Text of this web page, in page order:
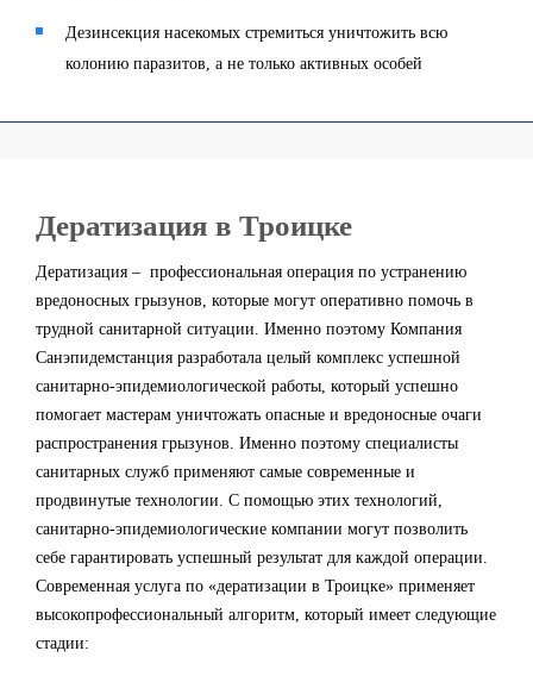
Дезинсекция насекомых стремиться уничтожить всю
колонию паразитов, а не только активных особей
Дератизация в Троицке
Дератизация – профессиональная операция по устранению
вредоносных грызунов, которые могут оперативно помочь в
трудной санитарной ситуации. Именно поэтому Компания
Санэпидемстанция разработала целый комплекс успешной
санитарно-эпидемиологической работы, который успешно
помогает мастерам уничтожать опасные и вредоносные очаги
распространения грызунов. Именно поэтому специалисты
санитарных служб применяют самые современные и
продвинутые технологии. С помощью этих технологий,
санитарно-эпидемиологические компании могут позволить
себе гарантировать успешный результат для каждой операции.
Современная услуга по «дератизации в Троицке» применяет
высокопрофессиональный алгоритм, который имеет следующие
стадии: